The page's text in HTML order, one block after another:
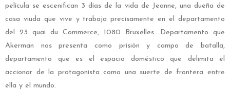
película se escenifican 3 días de la vida de Jeanne, una dueña de
casa viuda que vive y trabaja precisamente en el departamento
del 23 quai du Commerce, 1080 Bruxelles. Departamento que
Akerman nos presenta como prisión y campo de batalla,
departamento que es el espacio doméstico que delimita el
accionar de la protagonista como una suerte de frontera entre
ella y el mundo.